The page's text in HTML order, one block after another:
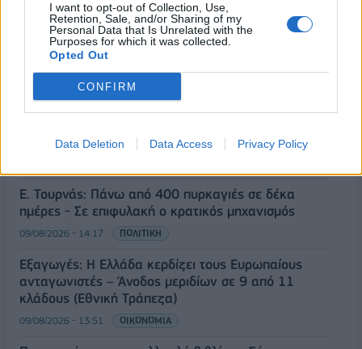
I want to opt-out of Collection, Use,
Retention, Sale, and/or Sharing of my
Personal Data that Is Unrelated with the
Purposes for which it was collected.
Opted Out
CONFIRM
Data Deletion Data Access Privacy Policy
ΡΟΗ ΕΙΔΗΣΕΩΝ
περιμένει»
Ε. Τουρνάς: Πάνω από 400 πυρκαγιές σε δέκα
ημέρες - Σε επιφυλακή ο κρατικός μηχανισμός
09/08/2026 - 14:17 ΠΟΛΙΤΙΚΗ
Εξαγωγές: Η Ελλάδα κερδίζει τους Ευρωπαίους
ανταγωνιστές – Άνοδος μεριδίων σε 9 από 11
κλάδους (Εθνική Τράπεζα)
09/08/2026 - 13:51 ΟΙΚΟΝΟΜΙΑ